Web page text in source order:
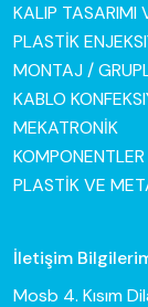
KALIP TASARIMI
PLASTİK
MONTAJ /
KABLO
MEKATRONİK
KOMPONENTLER
PLASTİK VE
İletişim
Mosb 4. Kısım